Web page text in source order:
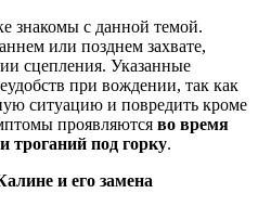
знакомы с данной темой.
или позднем захвате,
сцепления. Указанные
при вождении, так как
ситуацию и повредить кроме
проявляются во время
троганий под горку.
и его замена